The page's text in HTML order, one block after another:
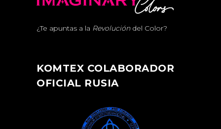
¿Te apuntas a la Revolucióndel Color?
KOMTEX COLABORADOR
OFICIAL RUSIA